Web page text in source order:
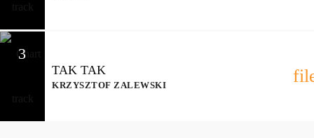
3
TAK TAK
KRZYSZTOF ZALEWSKI